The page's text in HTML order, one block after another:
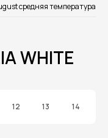
средняя температура
WHITE
12 13 14